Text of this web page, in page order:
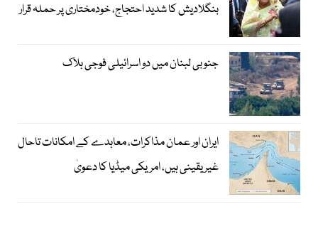
بنگلادیش کا شدید احتجاج، خودمختاری پر حملہ قرار
جنوبی لبنان میں دو اسرائیلی فوجی ہلاک
ایران اور عمان مذاکرات، معاہدے کے امکانات تاحال
غیر یقینی ہیں، امریکی میڈیا کا دعویٰ